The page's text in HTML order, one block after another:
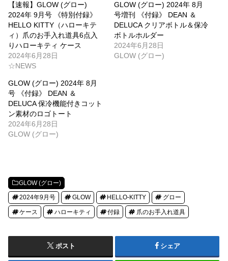
【速報】GLOW (グロー)
2024年 9月号 《特別付録》
HELLO KITTY（ハローキテ
ィ）爪のお手入れ道具6点入
りハローキティ ケース
2024年6月28日
☆NEWS
GLOW (グロー) 2024年 8月
号増刊 《付録》 DEAN ＆
DELUCA クリアボトル＆保冷
ボトルホルダー
2024年6月28日
GLOW (グロー)
GLOW (グロー) 2024年 8月
号 《付録》 DEAN ＆
DELUCA 保冷機能付きコット
ン素材のロゴトート
2024年6月28日
GLOW (グロー)
GLOW (グロー)
2024年9月号 GLOW HELLO-KITTY グロー
ケース ハローキティ 付録 爪のお手入れ道具
ポスト シェア